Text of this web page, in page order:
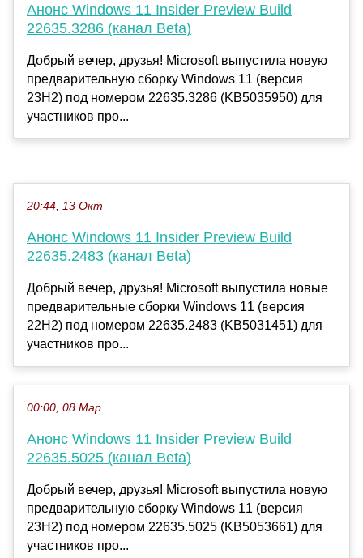
Анонс Windows 11 Insider Preview Build
22635.3286 (канал Beta)
Добрый вечер, друзья! Microsoft выпустила новую
предварительную сборку Windows 11 (версия
23H2) под номером 22635.3286 (KB5035950) для
участников про...
20:44, 13 Окт
Анонс Windows 11 Insider Preview Build
22635.2483 (канал Beta)
Добрый вечер, друзья! Microsoft выпустила новые
предварительные сборки Windows 11 (версия
22H2) под номером 22635.2483 (KB5031451) для
участников про...
00:00, 08 Мар
Анонс Windows 11 Insider Preview Build
22635.5025 (канал Beta)
Добрый вечер, друзья! Microsoft выпустила новую
предварительную сборку Windows 11 (версия
23H2) под номером 22635.5025 (KB5053661) для
участников про...